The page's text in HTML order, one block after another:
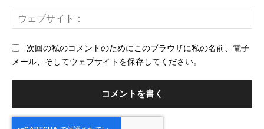
ー
ェ
次回の私のコメントのためにこのブラウザに私の名前、電子
メール、そしてウェブサイトを保存してください。